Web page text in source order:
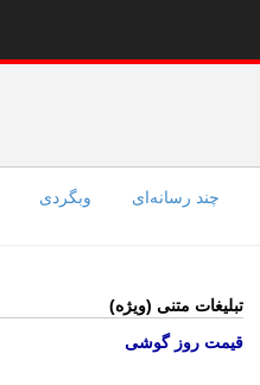
چند رسانه‌ای وبگردی
تبلیغات متنی (ویژه)
قیمت روز گوشی